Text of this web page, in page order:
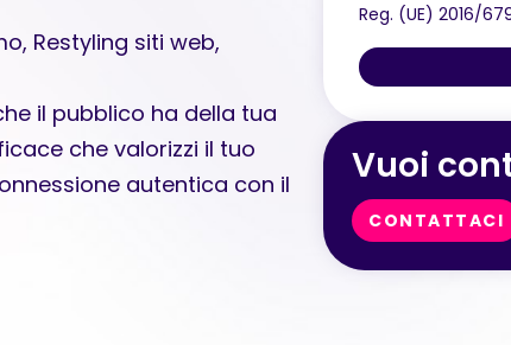
Restyling siti web,
il pubblico ha della tua
che valorizzi il tuo
autentica con il
Reg. (UE) 2016/
Vuoi
CONTATTACI